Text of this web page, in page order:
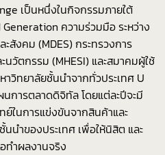
เป็นหนึ่งในกิจกรรมภายใต้
ความร่วมมือ ระหว่าง
สังคม (MDES) กระทรวงการ
วัตกรรม (MHESI) และสมาคมผู้ใช้
วิทยาลัยชั้นนำจากทั่วประเทศ U
นการตลาดดิจิทัล โดยแต่ละปีจะมี
ในการแข่งขันจากสินค้าและ
นำของประเทศ เพื่อให้นิสิต และ
ทำผลงานจริง